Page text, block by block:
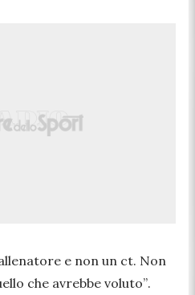
e non un ct. Non
che avrebbe voluto”.